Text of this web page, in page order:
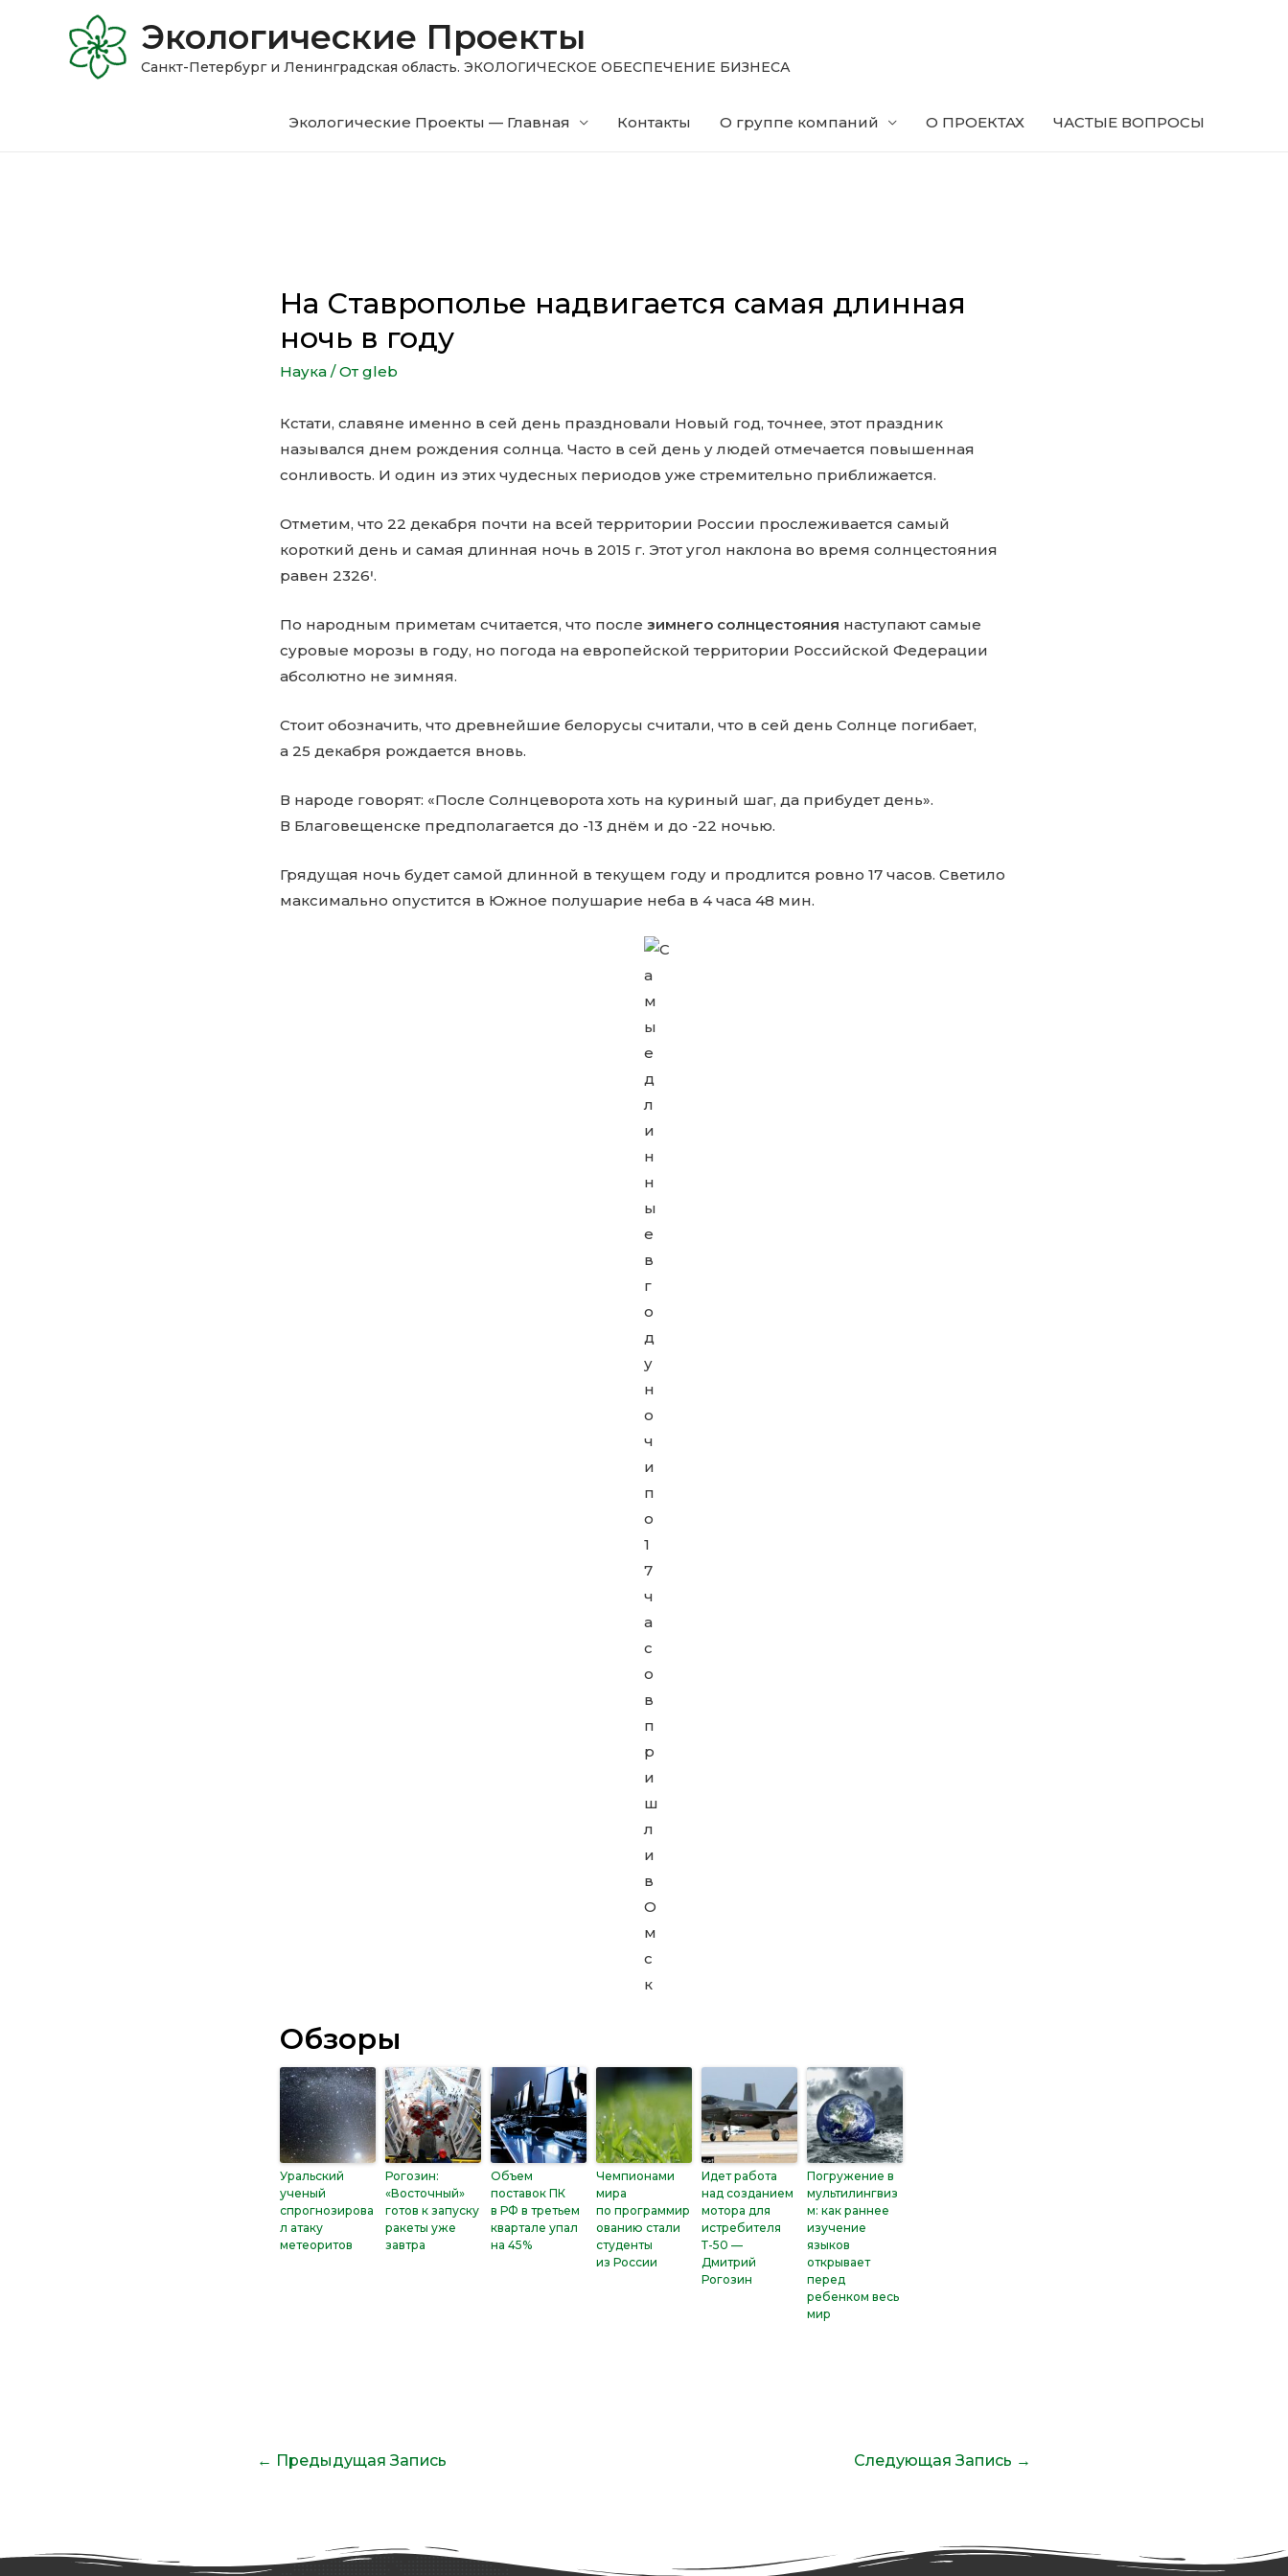
Экологические Проекты
Санкт-Петербург и Ленинградская область. ЭКОЛОГИЧЕСКОЕ ОБЕСПЕЧЕНИЕ БИЗНЕСА
Экологические Проекты — Главная Контакты О группе компаний О ПРОЕКТАХ ЧАСТЫЕ ВОПРОСЫ
На Ставрополье надвигается самая длинная
ночь в году
Наука / От gleb
Кстати, славяне именно в сей день праздновали Новый год, точнее, этот праздник
назывался днем рождения солнца. Часто в сей день у людей отмечается повышенная
сонливость. И один из этих чудесных периодов уже стремительно приближается.
Отметим, что 22 декабря почти на всей территории России прослеживается самый
короткий день и самая длинная ночь в 2015 г. Этот угол наклона во время солнцестояния
равен 2326ꞌ.
По народным приметам считается, что послезимнего солнцестояния наступают самые
суровые морозы в году, но погода на европейской территории Российской Федерации
абсолютно не зимняя.
Стоит обозначить, что древнейшие белорусы считали, что в сей день Солнце погибает,
а 25 декабря рождается вновь.
В народе говорят: «После Солнцеворота хоть на куриный шаг, да прибудет день».
В Благовещенске предполагается до -13 днём и до -22 ночью.
Грядущая ночь будет самой длинной в текущем году и продлится ровно 17 часов. Светило
максимально опустится в Южное полушарие неба в 4 часа 48 мин.
Обзоры
Уральский
ученый
спрогнозирова
л атаку
метеоритов
Рогозин:
«Восточный»
готов к запуску
ракеты уже
завтра
Объем
поставок ПК
в РФ в третьем
квартале упал
на 45%
Чемпионами
мира
по программир
ованию стали
студенты
из России
Идет работа
над созданием
мотора для
истребителя
Т-50 —
Дмитрий
Рогозин
Погружение в
мультилингвиз
м: как раннее
изучение
языков
открывает
перед
ребенком весь
мир
← Предыдущая Запись Следующая Запись →